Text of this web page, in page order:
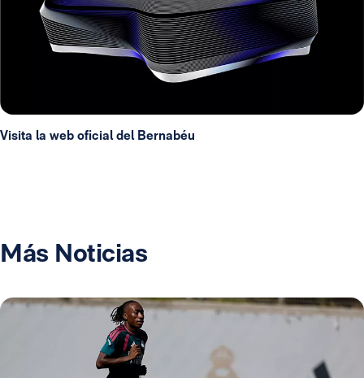
Visita la web oficial del Bernabéu
Más Noticias